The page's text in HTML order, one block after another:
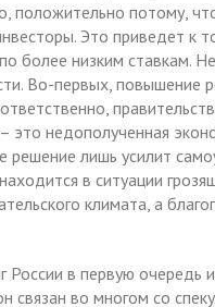
положительно потому,
Это приведет к
более низким ставкам.
Во-первых, повышение
это недополученная
лишь усилит
в ситуации
климата, а
в первую очередь
связан во многом со